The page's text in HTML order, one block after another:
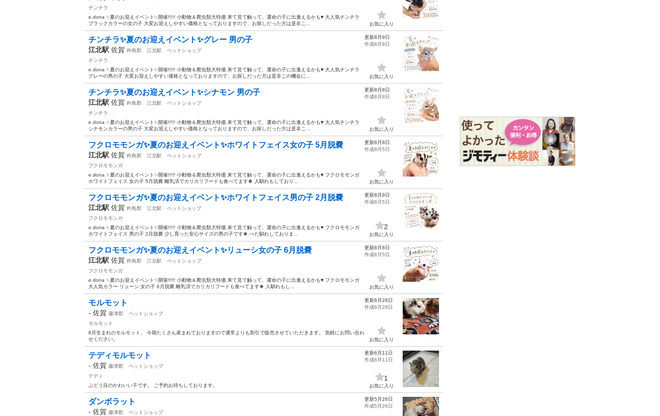
チンチラ
e.dona ✨夏のお迎えイベント✨開催!!!!! 小動物＆爬虫類大特価 来て見て触って、運命の子に出逢えるかも♥ 大人気チンチラ
ブラックカラーの女の子 大変お迎えしやすい価格となっておりますので、お探しだった方は是非こ...
お気に入り
チンチラ✨夏のお迎えイベント✨グレー 男の子
江北駅 佐賀 杵島郡 江北駅
ペットショップ
チンチラ
e.dona ✨夏のお迎えイベント✨開催!!!!! 小動物＆爬虫類大特価 来て見て触って、運命の子に出逢えるかも♥ 大人気チンチラ
グレーの男の子 大変お迎えしやすい価格となっておりますので、お探しだった方は是非この機会に...
更新8月9日
作成8月8日
お気に入り
チンチラ✨夏のお迎えイベント✨シナモン 男の子
江北駅 佐賀 杵島郡 江北駅
ペットショップ
チンチラ
e.dona ✨夏のお迎えイベント✨開催!!!!! 小動物＆爬虫類大特価 来て見て触って、運命の子に出逢えるかも♥ 大人気チンチラ
シナモンカラーの男の子 大変お迎えしやすい価格となっておりますので、お探しだった方は是非こ...
更新8月8日
作成8月8日
お気に入り
フクロモモンガ✨夏のお迎えイベント✨ホワイトフェイス女の子 5月脱嚢
江北駅 佐賀 杵島郡 江北駅
ペットショップ
フクロモモンガ
e.dona ✨夏のお迎えイベント✨開催!!!!! 小動物＆爬虫類大特価 来て見て触って、運命の子に出逢えるかも♥ フクロモモンガ
ホワイトフェイス 女の子 5月脱嚢 離乳済でカリカリフードも食べてます🍀 人馴れもしており...
更新8月8日
作成8月5日
お気に入り
フクロモモンガ✨夏のお迎えイベント✨ホワイトフェイス男の子 2月脱嚢
江北駅 佐賀 杵島郡 江北駅
ペットショップ
フクロモモンガ
e.dona ✨夏のお迎えイベント✨開催!!!!! 小動物＆爬虫類大特価 来て見て触って、運命の子に出逢えるかも♥ フクロモモンガ
ホワイトフェイス 男の子 2月脱嚢 少し育った安心サイズの男の子です🍀 べた馴れしておりま...
更新8月9日
作成8月5日
2
お気に入り
フクロモモンガ✨夏のお迎えイベント✨リューシ女の子 6月脱嚢
江北駅 佐賀 杵島郡 江北駅
ペットショップ
フクロモモンガ
e.dona ✨夏のお迎えイベント✨開催!!!!! 小動物＆爬虫類大特価 来て見て触って、運命の子に出逢えるかも♥ フクロモモンガ
大人気カラー リューシ 女の子 6月脱嚢 離乳済でカリカリフードも食べてます🍀 人馴れもし...
更新8月8日
作成8月5日
お気に入り
モルモット
- 佐賀 藤津郡
ペットショップ
モルモット
6月生まれのモルモット。 今期たくさん産まれておりますので通常よりも割引で販売させていただきます。 気軽にお問い合わ
せください。
更新6月28日
作成6月28日
お気に入り
テディモルモット
- 佐賀 藤津郡
ペットショップ
テディ
ぶどう目のかわいい子です。 ご予約お待ちしております。
更新6月11日
作成6月11日
1
お気に入り
ダンボラット
- 佐賀 藤津郡
ペットショップ
更新5月26日
作成5月26日